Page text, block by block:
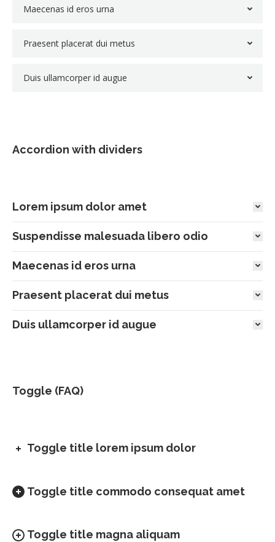
Maecenas id eros urna
Praesent placerat dui metus
Duis ullamcorper id augue
Accordion with dividers
Lorem ipsum dolor amet
Suspendisse malesuada libero odio
Maecenas id eros urna
Praesent placerat dui metus
Duis ullamcorper id augue
Toggle (FAQ)
Toggle title lorem ipsum dolor
Toggle title commodo consequat amet
Toggle title magna aliquam